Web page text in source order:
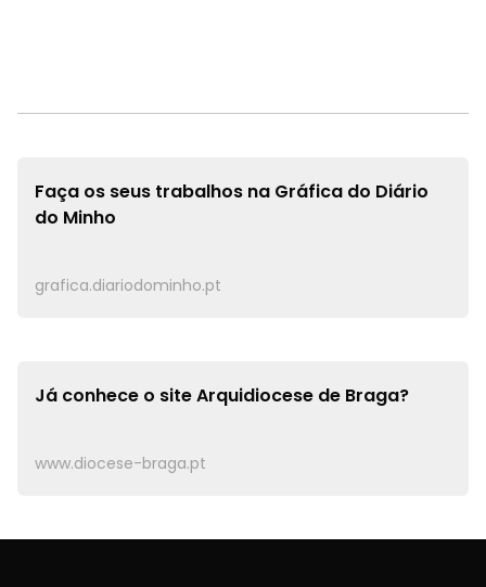
Faça os seus trabalhos na Gráfica do Diário
do Minho
grafica.diariodominho.pt
Já conhece o siteArquidiocese de Braga?
www.diocese-braga.pt